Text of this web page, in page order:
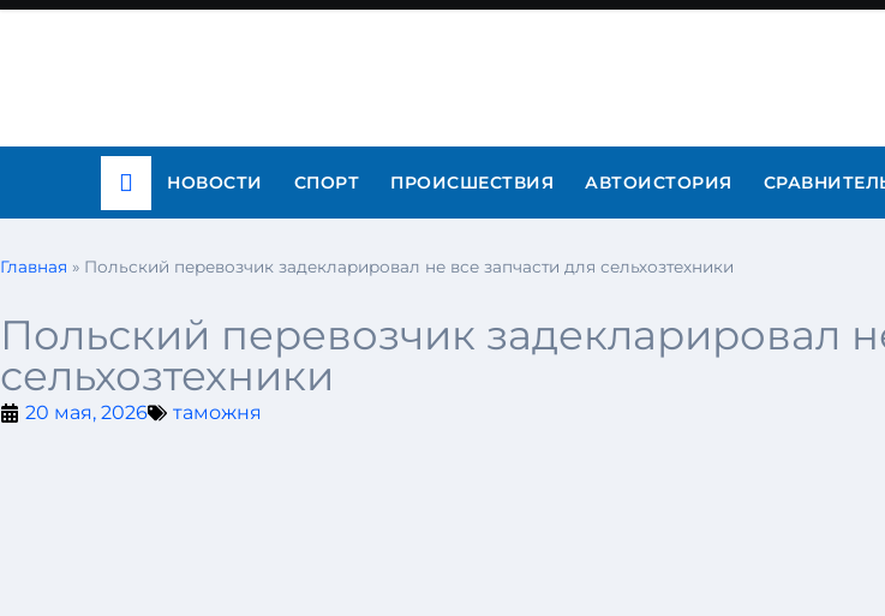
НОВОСТИ СПОРТ ПРОИСШЕСТВИЯ АВТОИСТОРИЯ
Главная » Польский перевозчик задекларировал не все запчасти для сельхозтехники
Польский перевозчик задекларировал
сельхозтехники
20 мая, 2026 таможня